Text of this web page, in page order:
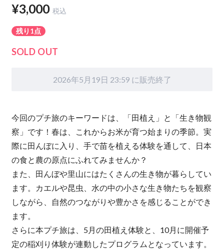
¥3,000 税込
残り1点
SOLD OUT
2026年5月19日 23:59 に販売終了
今回のプチ旅のキーワードは、「田植え」と「生き物観
察」です！春は、これからお米が育つ始まりの季節。実
際に田んぼに入り、手で苗を植える体験を通して、日本
の食と農の原点にふれてみませんか？
また、田んぼや里山にはたくさんの生き物が暮らしてい
ます。カエルや昆虫、水の中の小さな生き物たちを観察
しながら、自然のつながりや豊かさを感じることができ
ます。
さらに本プチ旅は、5月の田植え体験と、10月に開催予
定の稲刈り体験が連動したプログラムとなっています。